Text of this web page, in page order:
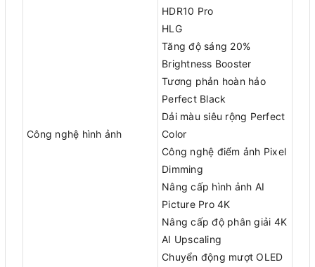
Công nghệ hình ảnh
HDR10 Pro
HLG
Tăng độ sáng 20%
Brightness Booster
Tương phản hoàn hảo
Perfect Black
Dải màu siêu rộng Perfect
Color
Công nghệ điểm ảnh Pixel
Dimming
Nâng cấp hình ảnh AI
Picture Pro 4K
Nâng cấp độ phân giải 4K
AI Upscaling
Chuyển động mượt OLED